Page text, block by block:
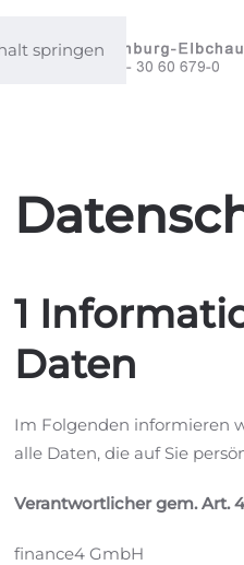
springen
1
Daten
Im Folgenden informieren
alle Daten, die auf Sie
Verantwortlicher gem. Art.
finance4 GmbH